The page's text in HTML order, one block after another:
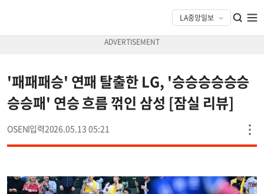
'패패패승' 연패 탈출한 LG, '승승승승승승
승승패' 연승 흐름 꺾인 삼성 [잠실 리뷰]
OSEN 2026.05.13 05:21